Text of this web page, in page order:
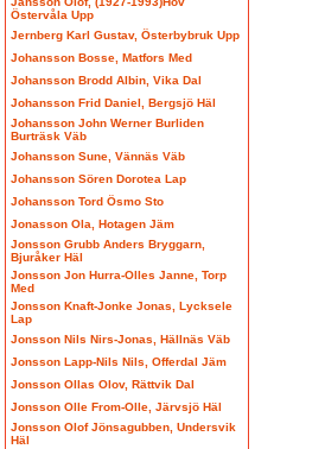
Östervåla Upp
Jernberg Karl Gustav, Österbybruk Upp
Johansson Bosse, Matfors Med
Johansson Brodd Albin, Vika Dal
Johansson Frid Daniel, Bergsjö Häl
Johansson John Werner Burliden
Burträsk Väb
Johansson Sune, Vännäs Väb
Johansson Sören Dorotea Lap
Johansson Tord Ösmo Sto
Jonasson Ola, Hotagen Jäm
Jonsson Grubb Anders Bryggarn,
Bjuråker Häl
Jonsson Jon Hurra-Olles Janne, Torp
Med
Jonsson Knaft-Jonke Jonas, Lycksele
Lap
Jonsson Nils Nirs-Jonas, Hällnäs Väb
Jonsson Lapp-Nils Nils, Offerdal Jäm
Jonsson Ollas Olov, Rättvik Dal
Jonsson Olle From-Olle, Järvsjö Häl
Jonsson Olof Jönsagubben, Undersvik
Häl